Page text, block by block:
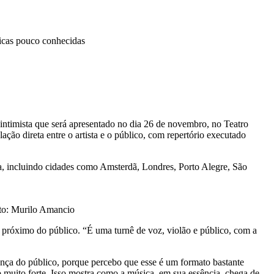
pouco conhecidas
que será apresentado no dia 26 de novembro, no Teatro
direta entre o artista e o público, com repertório executado
incluindo cidades como Amsterdã, Londres, Porto Alegre, São
Murilo Amancio
próximo do público. “É uma turnê de voz, violão e público, com a
do público, porque percebo que esse é um formato bastante